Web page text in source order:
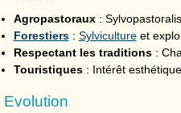
Agropastoraux:
Forestiers: Sylvicultureet
Respectant les traditions:
Touristiques: Intérêt
Evolution